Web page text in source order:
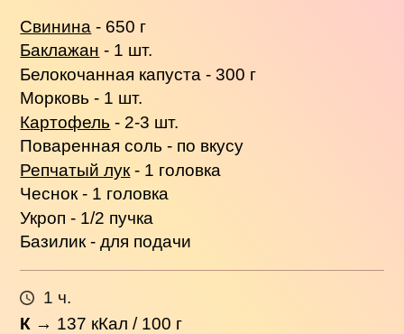
Свинина - 650 г
Баклажан - 1 шт.
Белокочанная капуста - 300 г
Морковь - 1 шт.
Картофель - 2-3 шт.
Поваренная соль - по вкусу
Репчатый лук - 1 головка
Чеснок - 1 головка
Укроп - 1/2 пучка
Базилик - для подачи
1 ч.
К → 137 кКал / 100 г